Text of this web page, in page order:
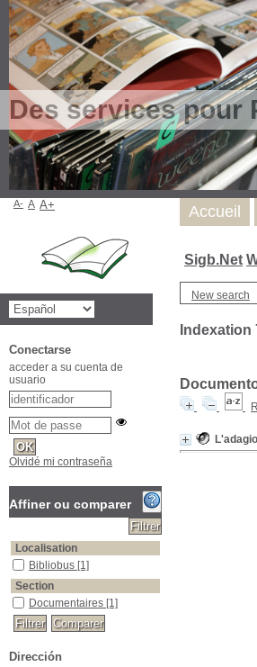
Des services pour
Sigb.Net
New search
Indexation
Accueil
A- A A+
Conectarse
acceder a su cuenta de
usuario
Olvidé mi contraseña
Affiner ou comparer
Localisation
Bibliobus
Bibliobus [1]
Section
Documentaires
Documentaires [1]
Dirección